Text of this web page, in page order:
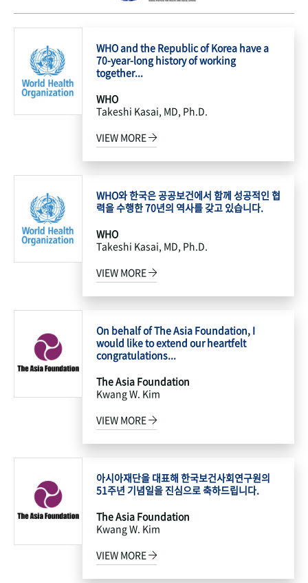
WHO and the Republic of Korea have a
70-year-long history of working
together...
WHO
Takeshi Kasai, MD, Ph.D.
VIEW MORE
WHO와 한국은 공공보건에서 함께 성공적인 협
력을 수행한 70년의 역사를 갖고 있습니다.
WHO
Takeshi Kasai, MD, Ph.D.
VIEW MORE
On behalf of The Asia Foundation, I
would like to extend our heartfelt
congratulations...
The Asia Foundation
Kwang W. Kim
VIEW MORE
아시아재단을 대표해 한국보건사회연구원의
51주년 기념일을 진심으로 축하드립니다.
The Asia Foundation
Kwang W. Kim
VIEW MORE